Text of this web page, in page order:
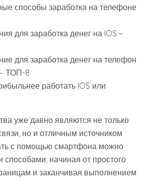
способы заработка на телефоне
для заработка денег на IOS –
для заработка денег на телефон
ТОП-8
работать IOS или
уже давно являются не только
но и отличным источником
с помощью смартфона можно
начиная от простого
и заканчивая выполнением